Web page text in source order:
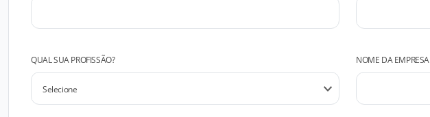
QUAL SUA PROFISSÃO? NOME DA EMPRESA